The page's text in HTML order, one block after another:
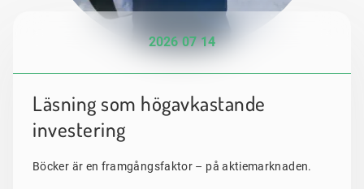
2026 07 14
Läsning som högavkastande
investering
Böcker är en framgångsfaktor – på aktiemarknaden.